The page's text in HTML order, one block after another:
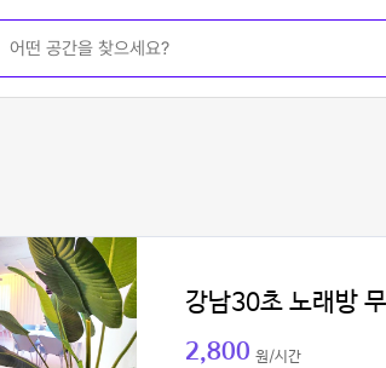
강남30초 노래방
2,800 원/시간